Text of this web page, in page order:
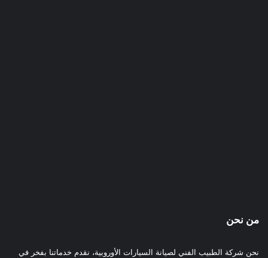
من نحن
نحن شركة الطبيب الفني لصيانة السيارات الأوروبية، نقدم خدماتنا بفخر في